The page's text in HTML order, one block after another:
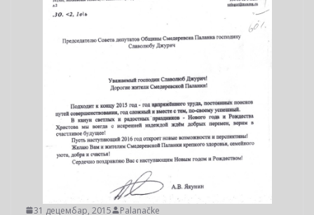
31 децембар, 2015 Palanačke